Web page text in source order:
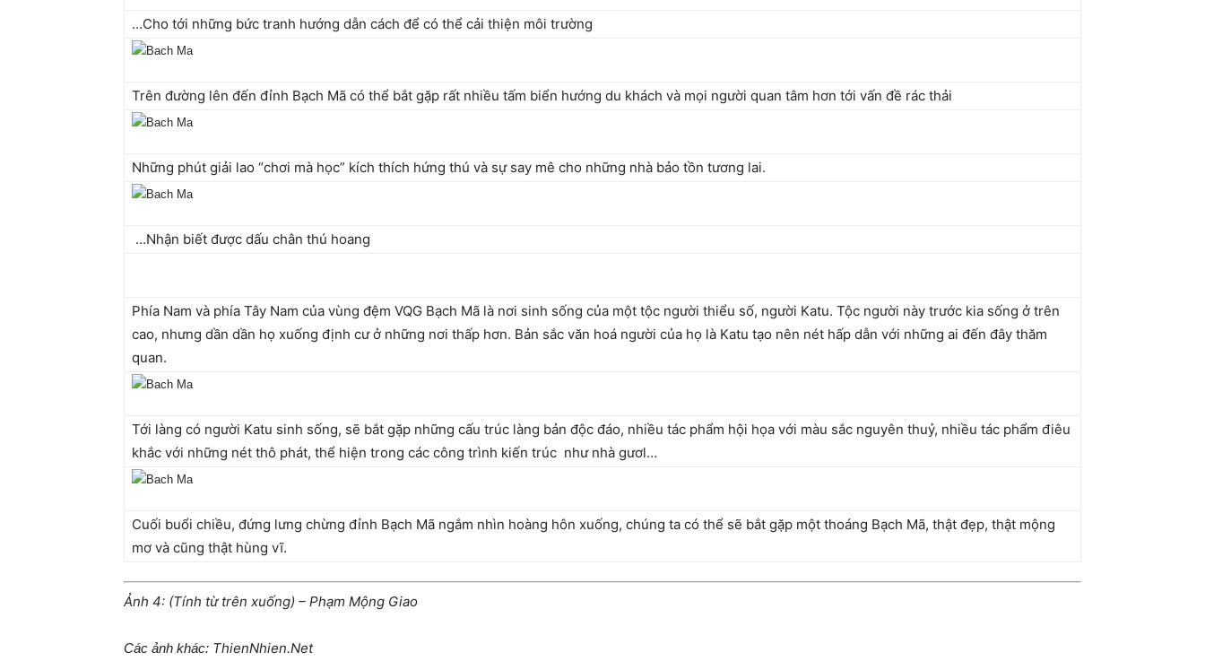
…Cho tới những bức tranh hướng dẫn cách để có thể cải thiện môi trường
Trên đường lên đến đỉnh Bạch Mã có thể bắt gặp rất nhiều tấm biển hướng du khách và mọi người quan tâm hơn tới vấn đề rác thải
Những phút giải lao “chơi mà học” kích thích hứng thú và sự say mê cho những nhà bảo tồn tương lai.
…Nhận biết được dấu chân thú hoang
Phía Nam và phía Tây Nam của vùng đệm VQG Bạch Mã là nơi sinh sống của một tộc người thiểu số, người Katu. Tộc người này trước kia sống ở trên
cao, nhưng dần dần họ xuống định cư ở những nơi thấp hơn. Bản sắc văn hoá người của họ là Katu tạo nên nét hấp dẫn với những ai đến đây thăm
quan.
Tới làng có người Katu sinh sống, sẽ bắt gặp những cấu trúc làng bản độc đáo, nhiều tác phẩm hội họa với màu sắc nguyên thuỷ, nhiều tác phẩm điêu
khắc với những nét thô phát, thể hiện trong các công trình kiến trúc như nhà gươl…
Cuối buổi chiều, đứng lưng chừng đỉnh Bạch Mã ngắm nhìn hoàng hôn xuống, chúng ta có thể sẽ bắt gặp một thoáng Bạch Mã, thật đẹp, thật mộng
mơ và cũng thật hùng vĩ.
Ảnh 4: (Tính từ trên xuống) – Phạm Mộng Giao
Các ảnh khác: ThienNhien.Net